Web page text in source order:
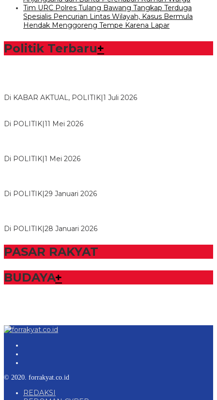
Tim URC Polres Tulang Bawang Tangkap Terduga
Spesialis Pencurian Lintas Wilayah, Kasus Bermula
Hendak Menggoreng Tempe Karena Lapar
Politik Terbaru+
Di KABAR AKTUAL, POLITIK 1 Juli 2026
Di POLITIK 11 Mei 2026
Di POLITIK 1 Mei 2026
Di POLITIK 29 Januari 2026
Di POLITIK 28 Januari 2026
PASAR RAKYAT
BUDAYA+
© 2020. forrakyat.co.id
REDAKSI